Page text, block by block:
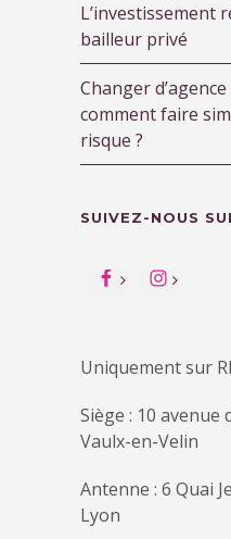
L’investissement
bailleur privé
Changer
comment faire
risque ?
SUIVEZ-NOUS
Uniquement sur
Siège : 10 avenue
Vaulx-en-Velin
Antenne : 6 Quai
Lyon